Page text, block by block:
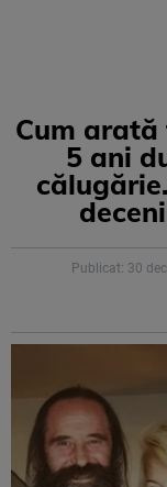
Cum
5 ani
Publicat: 30